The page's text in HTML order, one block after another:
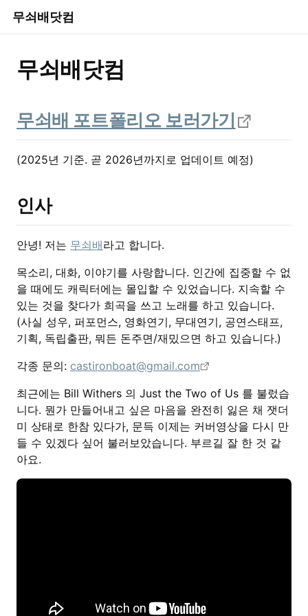
무쇠배닷컴
무쇠배닷컴
무쇠배 포트폴리오 보러가기
(2025년 기준. 곧 2026년까지로 업데이트 예정)
인사
안녕! 저는 무쇠배라고 합니다.
목소리, 대화, 이야기를 사랑합니다. 인간에 집중할 수 없
을 때에도 캐릭터에는 몰입할 수 있었습니다. 지속할 수
있는 것을 찾다가 희곡을 쓰고 노래를 하고 있습니다.
(사실 성우, 퍼포먼스, 영화연기, 무대연기, 공연스태프,
기획, 독립출판, 뭐든 돈주면/재밌으면 하고 있습니다.)
각종 문의: castironboat@gmail.com
최근에는 Bill Withers 의 Just the Two of Us 를 불렀습
니다. 뭔가 만들어내고 싶은 마음을 완전히 잃은 채 잿더
미 상태로 한참 있다가, 문득 이제는 커버영상을 다시 만
들 수 있겠다 싶어 불러보았습니다. 부르길 잘 한 것 같
아요.